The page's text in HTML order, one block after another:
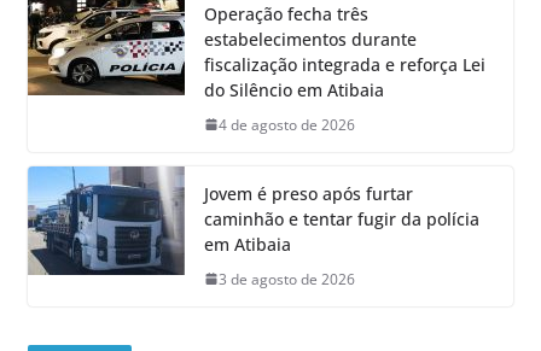
Operação fecha três
estabelecimentos durante
fiscalização integrada e reforça Lei
do Silêncio em Atibaia
4 de agosto de 2026
Jovem é preso após furtar
caminhão e tentar fugir da polícia
em Atibaia
3 de agosto de 2026